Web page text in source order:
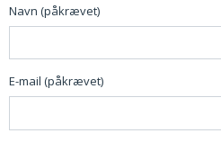
Navn (påkrævet)
E-mail (påkrævet)